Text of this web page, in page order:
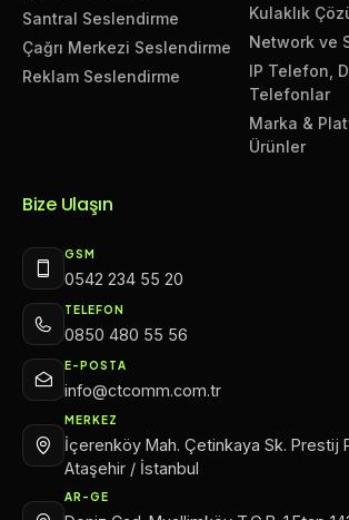
Santral Seslendirme
Çağrı Merkezi Seslendirme
Reklam Seslendirme
Kulaklık
Network ve
IP Telefon,
Telefonlar
Marka &
Ürünler
Bize Ulaşın
GSM
0542 234 55 20
TELEFON
0850 480 55 56
E-POSTA
info@ctcomm.com.tr
MERKEZ
İçerenköy Mah. Çetinkaya Sk. Prestij
Ataşehir / İstanbul
AR-GE